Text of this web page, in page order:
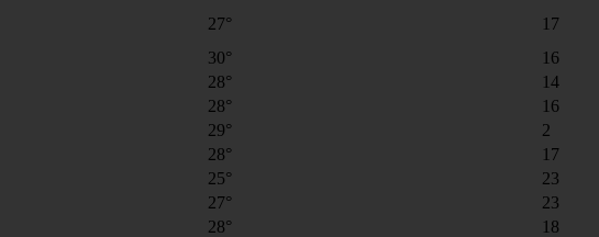
27° 17
30° 16
28° 14
28° 16
29° 2
28° 17
25° 23
27° 23
28° 18